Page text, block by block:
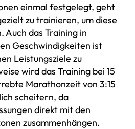
einmal festgelegt, geht
zu trainieren, um diese
Auch das Training in
Geschwindigkeiten ist
Leistungsziele zu
wird das Training bei 15
Marathonzeit von 3:15
scheitern, da
direkt mit den
zusammenhängen.